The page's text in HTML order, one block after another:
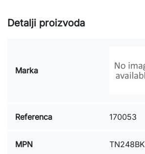
Detalji proizvoda
Marka
Referenca 170053
MPN TN248BK